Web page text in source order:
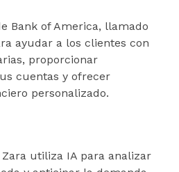
Bank of America, llamado
ayudar a los clientes con
proporcionar
cuentas y ofrecer
personalizado.
utiliza IA para analizar